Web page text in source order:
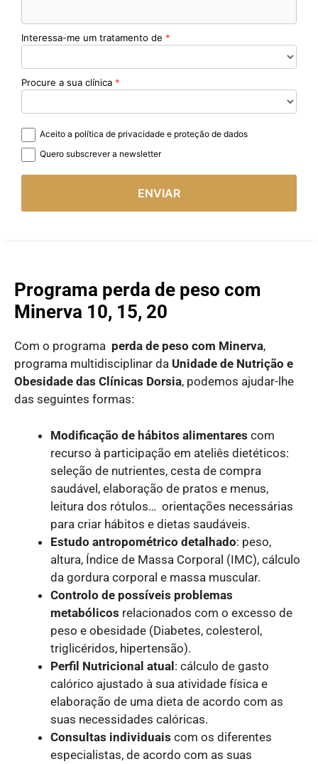
Interessa-me um tratamento de
Procure a sua clínica
Aceito a política de privacidade e proteção de dados
Quero subscrever a newsletter
ENVIAR
Programa perda de peso com
Minerva 10, 15, 20
Com o programa perda de peso com Minerva,
programa multidisciplinar da Unidade de Nutrição e
Obesidade das Clínicas Dorsia, podemos ajudar-lhe
das seguintes formas:
Modificação de hábitos alimentares com
recurso à participação em ateliês dietéticos:
seleção de nutrientes, cesta de compra
saudável, elaboração de pratos e menus,
leitura dos rótulos… orientações necessárias
para criar hábitos e dietas saudáveis.
Estudo antropométrico detalhado: peso,
altura, Índice de Massa Corporal (IMC), cálculo
da gordura corporal e massa muscular.
Controlo de possíveis problemas
metabólicos relacionados com o excesso de
peso e obesidade (Diabetes, colesterol,
triglicéridos, hipertensão).
Perfil Nutricional atual: cálculo de gasto
calórico ajustado à sua atividade física e
elaboração de uma dieta de acordo com as
suas necessidades calóricas.
Consultas individuais com os diferentes
especialistas, de acordo com as suas